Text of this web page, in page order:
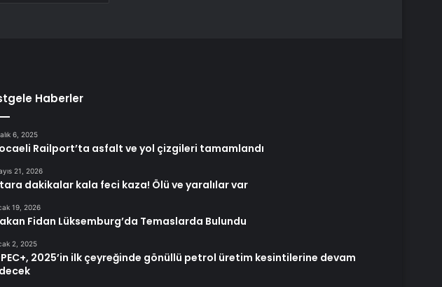
Haberler
6, 2025
Railport’ta asfalt ve yol çizgileri tamamlandı
21, 2026
dakikalar kala feci kaza! Ölü ve yaralılar var
19, 2026
Fidan Lüksemburg’da Temaslarda Bulundu
2, 2025
2025’in ilk çeyreğinde gönüllü petrol üretim kesintilerine devam